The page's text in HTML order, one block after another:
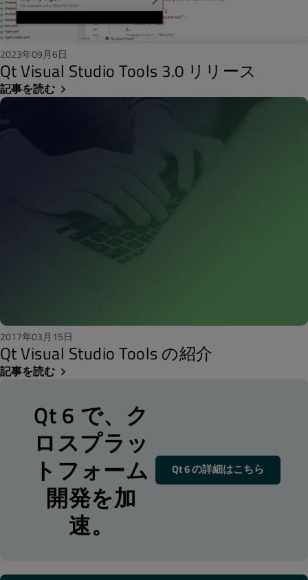
2023年09月6日
Qt Visual Studio Tools 3.0 リリース
記事を読む
2017年03月15日
Qt Visual Studio Tools の紹介
記事を読む
Qt 6 で、ク
ロスプラッ
トフォーム
開発を加
速。
Qt 6 の詳細はこちら